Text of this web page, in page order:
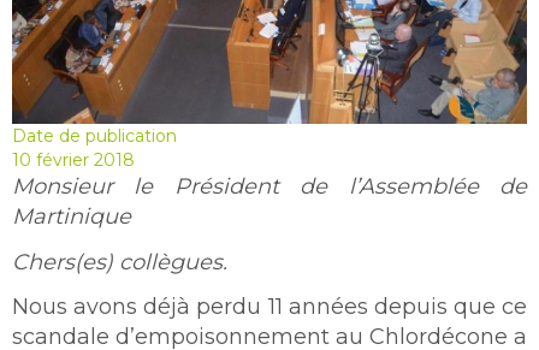
Date de publication
10 février 2018
Monsieur le Président de l’Assemblée de
Martinique
Chers(es) collègues.
Nous avons déjà perdu 11 années depuis que ce
scandale d’empoisonnement au Chlordécone a